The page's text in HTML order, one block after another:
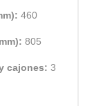
460
805
cajones:3